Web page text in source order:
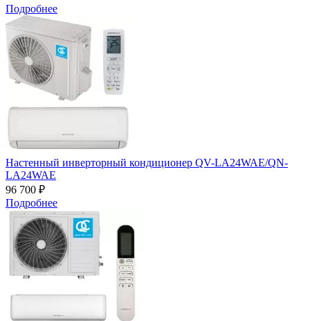
Подробнее
Настенный инверторный кондиционер QV-LA24WAE/QN-
LA24WAE
96 700 ₽
Подробнее